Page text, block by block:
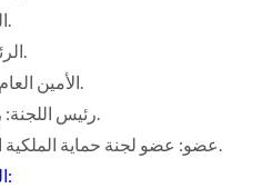
- اللجنة: لجنة حماية الملكية الفكرية.
- الرئيس: رئيس اتحاد الناشرين العرب.
- الأمين العام: أمين عام اتحاد الناشرين العرب.
- رئيس اللجنة: رئيس لجنة حماية الملكية الفكرية.
- عضو: عضو لجنة حماية الملكية الفكرية في اتحاد الناشرين العرب.
? التعريف باللجنة وتشكيلها وأهدافها: